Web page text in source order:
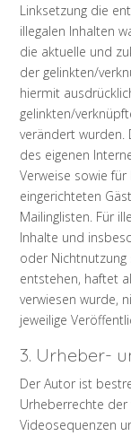
Linksetzung die
illegalen Inhalten
die aktuelle und
der gelinkten/
hiermit
gelinkten/
verändert wurden.
des eigenen
Verweise sowie
eingerichteten
Mailinglisten. Für
Inhalte und
oder
entstehen, haftet
verwiesen wurde,
jeweilige
3. Urheber-
Der Autor ist
Urheberrechte der
Videosequenzen